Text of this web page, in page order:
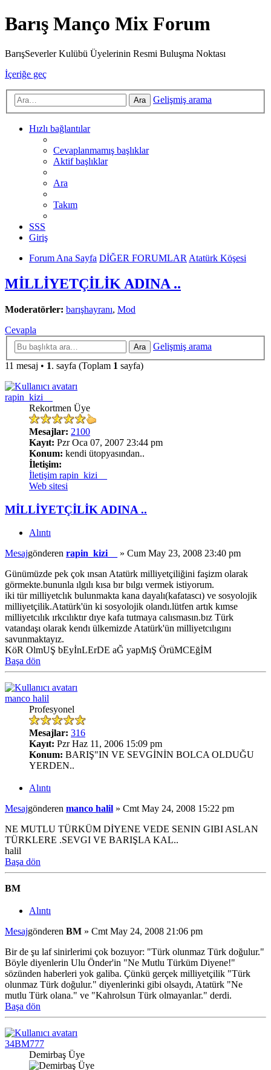
Barış Manço Mix Forum
BarışSeverler Kulübü Üyelerinin Resmi Buluşma Noktası
İçeriğe geç
Ara Gelişmiş arama
Hızlı bağlantılar
Cevaplanmamış başlıklar
Aktif başlıklar
Ara
Takım
SSS
Giriş
Forum Ana Sayfa DİĞER FORUMLARAtatürk Köşesi
MİLLİYETÇİLİK ADINA ..
Moderatörler: barışhayranı, Mod
Cevapla
Ara
Gelişmiş arama
11 mesaj • 1. sayfa (Toplam 1 sayfa)
rapin_kizi__
Rekortmen Üye
Mesajlar: 2100
Kayıt: Pzr Oca 07, 2007 23:44 pm
Konum: kendi ütopyasından..
İletişim:
İletişim rapin_kizi__
Web sitesi
MİLLİYETÇİLİK ADINA ..
Alıntı
Mesajgönderen rapin_kizi__ » Cum May 23, 2008 23:40 pm
Günümüzde pek çok ınsan Atatürk milliyetçiliğini faşizm olarak
görmekte.bununla ılgılı kısa bır bılgı vermek istiyorum.
iki tür milliyetclık bulunmakta kana dayalı(kafatascı) ve sosyolojik
milliyetçilik.Atatürk'ün ki sosyolojik olandı.lütfen artık kımse
milliyetcılık ırkcılıktır dıye kafa tutmaya calısmasın.bız Türk
vatandaşı olarak kendı ülkemizde Atatürk'ün milliyetcılıgını
savunmaktayız.
KöR OlmUŞ bEyİnLErDE aĞ yapMıŞ ÖrüMCEğİM
Başa dön
manco halil
Profesyonel
Mesajlar: 316
Kayıt: Pzr Haz 11, 2006 15:09 pm
Konum: BARIŞ"IN VE SEVGİNİN BOLCA OLDUĞU
YERDEN..
Alıntı
Mesajgönderen manco halil » Cmt May 24, 2008 15:22 pm
NE MUTLU TÜRKÜM DİYENE VEDE SENIN GIBI ASLAN
TÜRKLERE .SEVGI VE BARIŞLA KAL..
halil
Başa dön
BM
Alıntı
Mesajgönderen BM » Cmt May 24, 2008 21:06 pm
Bir de şu laf sinirlerimi çok bozuyor: "Türk olunmaz Türk doğulur."
Böyle diyenlerin Ulu Önder'in "Ne Mutlu Türküm Diyene!"
sözünden haberleri yok galiba. Çünkü gerçek milliyetçilik "Türk
olunmaz Türk doğulur." diyenlerinki gibi olsaydı, Atatürk "Ne
mutlu Türk olana." ve "Kahrolsun Türk olmayanlar." derdi.
Başa dön
34BM777
Demirbaş Üye